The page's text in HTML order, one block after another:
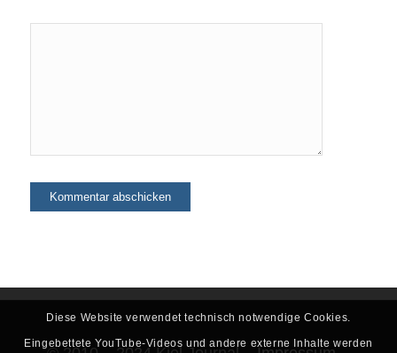
Diese Website verwendet technisch notwendige Cookies.
Eingebettete YouTube-Videos und andere externe Inhalte werden